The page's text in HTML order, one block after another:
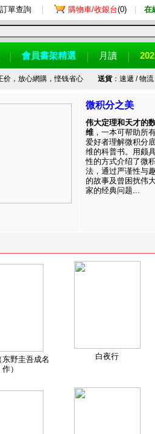
訂單查詢 購物車/收銀台(0) 在
會員書架精選 月讀
，放心網購，悭钱省心 送貨：速遞 / 物
微积分之美
伟大定理和天才的
维 ，一本可帮助所
爱好者理解微积分
维的科普书。用颇
性的方式介绍了微
法，通过严谨性与
的故事及曾困扰伟
家的经典问题...
野圭吾成名
作）
白夜行